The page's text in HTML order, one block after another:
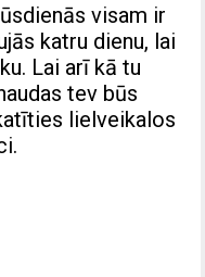
visam ir
katru dienu, lai
Lai arī kā tu
tev būs
lielveikalos